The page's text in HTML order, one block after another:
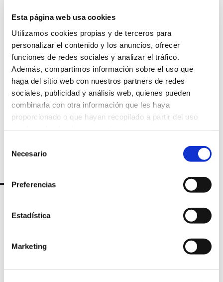
Esta página web usa cookies
Utilizamos cookies propias y de terceros para
personalizar el contenido y los anuncios, ofrecer
funciones de redes sociales y analizar el tráfico.
Además, compartimos información sobre el uso que
haga del sitio web con nuestros partners de redes
sociales, publicidad y análisis web, quienes pueden
combinarla con otra información que les haya
proporcionado o que hayan recopilado a partir del uso
Necesario
Preferencias
Estadística
Marketing
Suscríbete a
nuestra
newsletter